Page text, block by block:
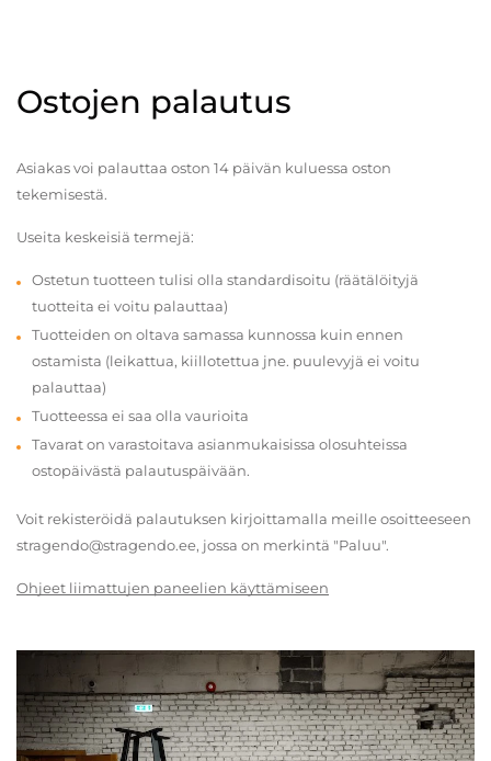
Ostojen palautus
Asiakas voi palauttaa oston 14 päivän kuluessa oston
tekemisestä.
Useita keskeisiä termejä:
Ostetun tuotteen tulisi olla standardisoitu (räätälöityjä
tuotteita ei voitu palauttaa)
Tuotteiden on oltava samassa kunnossa kuin ennen
ostamista (leikattua, kiillotettua jne. puulevyjä ei voitu
palauttaa)
Tuotteessa ei saa olla vaurioita
Tavarat on varastoitava asianmukaisissa olosuhteissa
ostopäivästä palautuspäivään.
Voit rekisteröidä palautuksen kirjoittamalla meille osoitteeseen
stragendo@stragendo.ee, jossa on merkintä "Paluu".
Ohjeet liimattujen paneelien käyttämiseen